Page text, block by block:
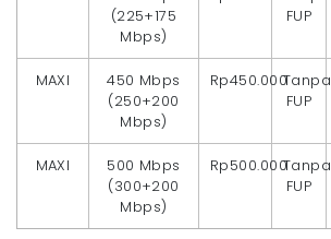
(225+175
Mbps)
FUP
MAXI
450 Mbps
(250+200
Mbps)
Rp450.000Tanpa
FUP
MAXI
500 Mbps
(300+200
Mbps)
Rp500.000Tanpa
FUP